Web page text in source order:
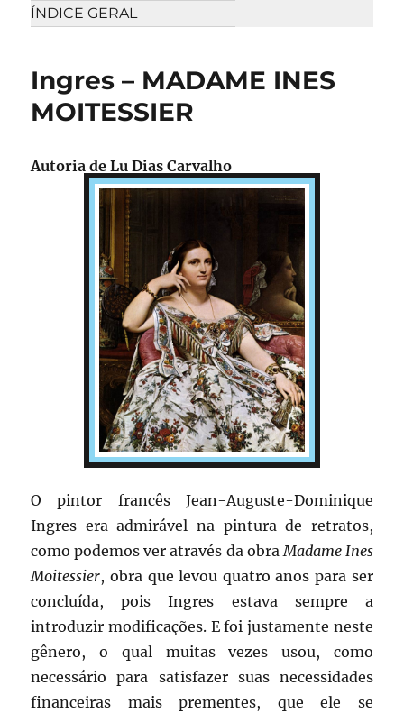
ÍNDICE GERAL
Ingres – MADAME INES
MOITESSIER
Autoria deLu Dias Carvalho
O pintor francês Jean-Auguste-Dominique
Ingres era admirável na pintura de retratos,
como podemos ver através da obra Madame Ines
Moitessier, obra que levou quatro anos para ser
concluída, pois Ingres estava sempre a
introduzir modificações. E foi justamente neste
gênero, o qual muitas vezes usou, como
necessário para satisfazer suas necessidades
financeiras mais prementes, que ele se